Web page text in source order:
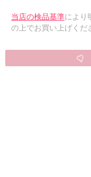
当店の検品基準により
の上でお買い上げくだ